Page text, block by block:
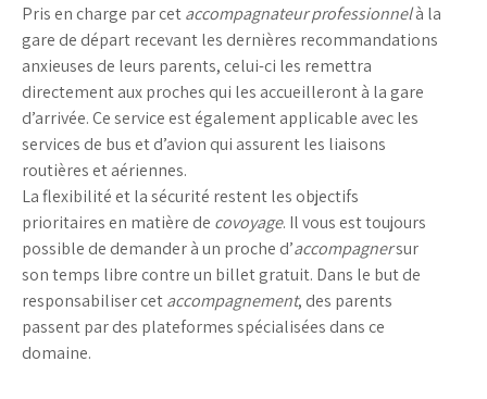
Pris en charge par cetaccompagnateur professionnelà la
gare de départ recevant les dernières recommandations
anxieuses de leurs parents, celui-ci les remettra
directement aux proches qui les accueilleront à la gare
d’arrivée. Ce service est également applicable avec les
services de bus et d’avion qui assurent les liaisons
routières et aériennes.
La flexibilité et la sécurité restent les objectifs
prioritaires en matière de covoyage. Il vous est toujours
possible de demander à un proche d’accompagnersur
son temps libre contre un billet gratuit. Dans le but de
responsabiliser cetaccompagnement, des parents
passent par des plateformes spécialisées dans ce
domaine.